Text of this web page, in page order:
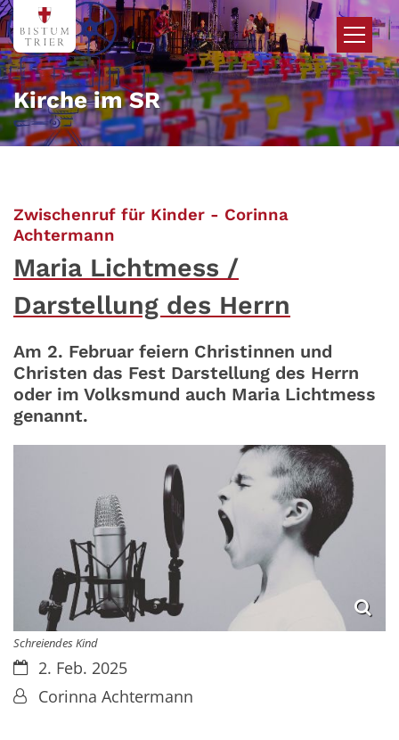
Zum Inhalt springen
Kirche im SR
Zwischenruf für Kinder - Corinna
Achtermann
Maria Lichtmess /
Darstellung des Herrn
Am 2. Februar feiern Christinnen und
Christen das Fest Darstellung des Herrn
oder im Volksmund auch Maria Lichtmess
genannt.
Schreiendes Kind
Datum:2. Feb. 2025
Von:Corinna Achtermann